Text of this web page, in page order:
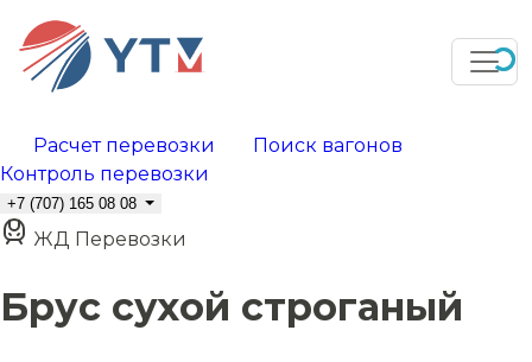
Расчет перевозки
Поиск вагонов
Контроль перевозки
+7 (707) 165 08 08
ЖД Перевозки
Брус сухой строганый